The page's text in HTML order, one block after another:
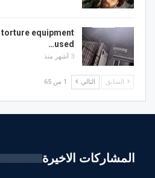
torture equipment
used…
3 أشهر منذ
السابق التالي 1 من 65
المشاركات الاخيرة